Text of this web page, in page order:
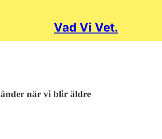
Vad Vi Vet.
när vi blir äldre